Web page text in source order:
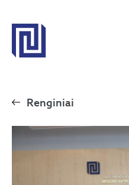
Renginiai